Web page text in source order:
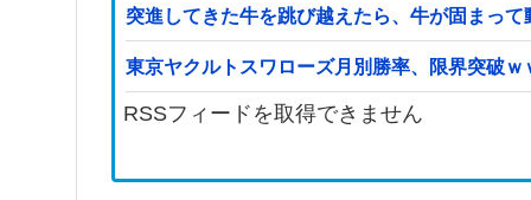
突進してきた牛を跳び越えたら、牛が固まっ
東京ヤクルトスワローズ月別勝率、限界突破
RSSフィードを取得できません